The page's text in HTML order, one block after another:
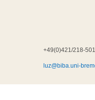
+49(0)421/218-
luz@biba.uni-